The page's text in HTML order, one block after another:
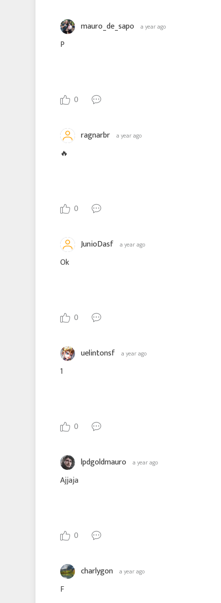
mauro_de_sapo a year ago
P
0
ragnarbr a year ago
🔥
0
JunioDasf a year ago
Ok
0
uelintonsf a year ago
1
0
lpdgoldmauro a year ago
Ajjaja
0
charlygon a year ago
F